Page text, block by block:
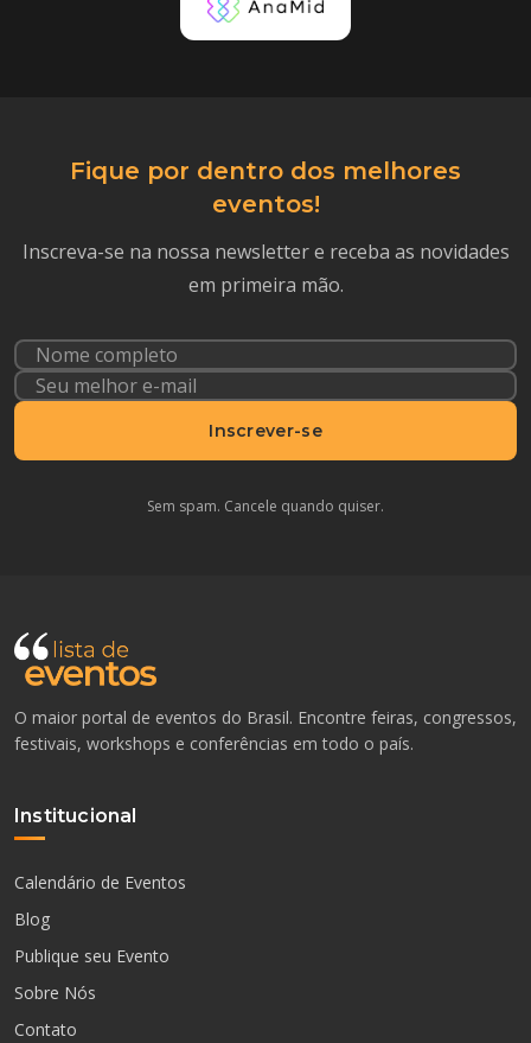
Fique por dentro dos melhores
eventos!
Inscreva-se na nossa newsletter e receba as novidades
em primeira mão.
Inscrever-se
Sem spam. Cancele quando quiser.
O maior portal de eventos do Brasil. Encontre feiras, congressos,
festivais, workshops e conferências em todo o país.
Institucional
Calendário de Eventos
Blog
Publique seu Evento
Sobre Nós
Contato